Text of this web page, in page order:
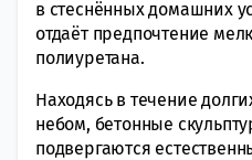
в стеснённых домашних
отдаёт предпочтение
полиуретана.
Находясь в течение
небом, бетонные
подвергаются